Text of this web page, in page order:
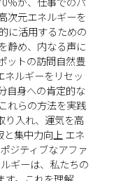
次元エネルギーを
に活用するための
静め、内なる声に
ットの訪問自然豊
ネルギーをリセッ
自身への肯定的な
れらの方法を実践
り入れ、運気を高
と集中力向上 エネ
ジティブなアファ
ギーは、私たちの